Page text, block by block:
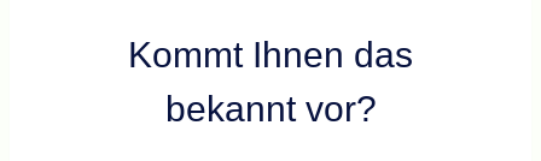
Kommt Ihnen das
bekannt vor?